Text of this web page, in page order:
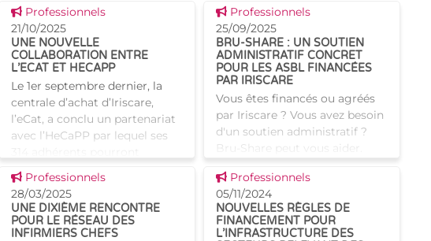
maisons de repos et des
maisons de repos et de soins
collaboration avec l’INAMI.Il a
pour objectif de soulager les
h�
Voir cette news
Professionnels
21/10/2025
UNE NOUVELLE
COLLABORATION ENTRE
L’ECAT ET HECAPP
Le 1er septembre dernier, la
centrale d’achat d’Iriscare,
l’eCat, a conclu un partenariat
avec l’HeCaPP par lequel ses
bénéficier des marchés de
l'HeCaPP. Nous n
Voir cette news
Professionnels
25/09/2025
BRU-SHARE : UN SOUTIEN
ADMINISTRATIF CONCRET
POUR LES ASBL FINANCÉES
PAR IRISCARE
Vous êtes financés ou agréés
par Iriscare ? Vous avez besoin
d'un soutien administratif ?
Bru-Share peut vous aider.
? Il s'agit d'un groupement
d’employeurs l
Voir cette news
Professionnels
28/03/2025
UNE DIXIÈME RENCONTRE
POUR LE RÉSEAU DES
INFIRMIERS CHEFS
Voir cette news
Professionnels
05/11/2024
NOUVELLES RÈGLES DE
FINANCEMENT POUR
L’INFRASTRUCTURE DES